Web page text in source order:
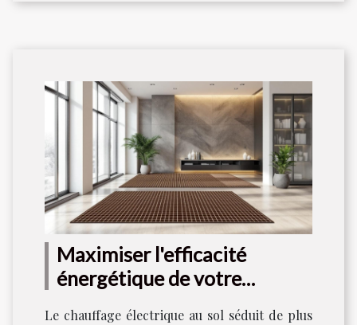
Maximiser l'efficacité
énergétique de votre
Le chauffage électrique au sol séduit de plus